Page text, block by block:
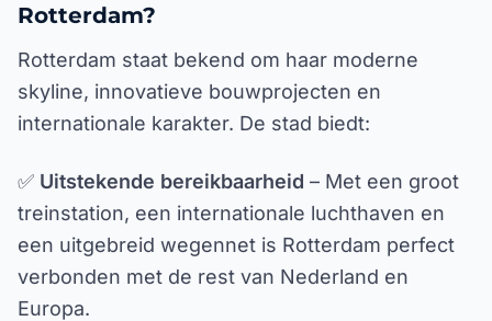
Rotterdam?
Rotterdam staat bekend om haar moderne
skyline, innovatieve bouwprojecten en
internationale karakter. De stad biedt:
✅ Uitstekende bereikbaarheid – Met een groot
treinstation, een internationale luchthaven en
een uitgebreid wegennet is Rotterdam perfect
verbonden met de rest van Nederland en
Europa.